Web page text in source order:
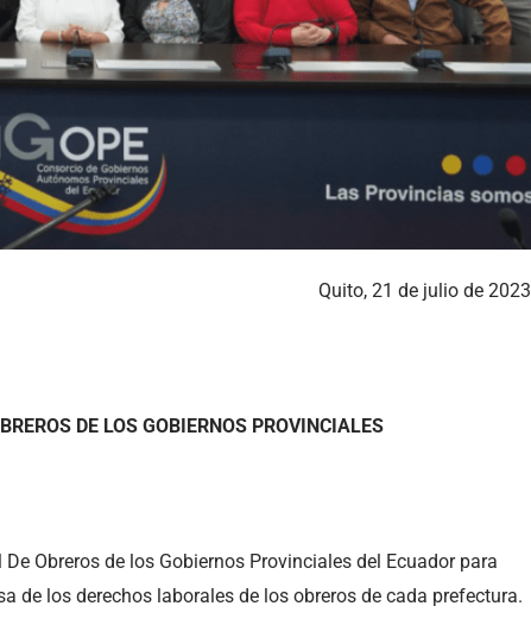
Quito, 21 de julio de 2023
DE LOS GOBIERNOS PROVINCIALES
Obreros de los Gobiernos Provinciales del Ecuador para
de los derechos laborales de los obreros de cada prefectura.